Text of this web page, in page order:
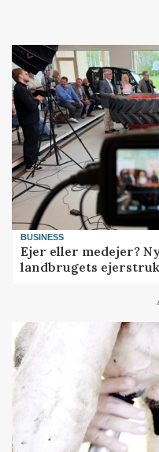
BUSINESS
Ejer eller medejer?
landbrugets